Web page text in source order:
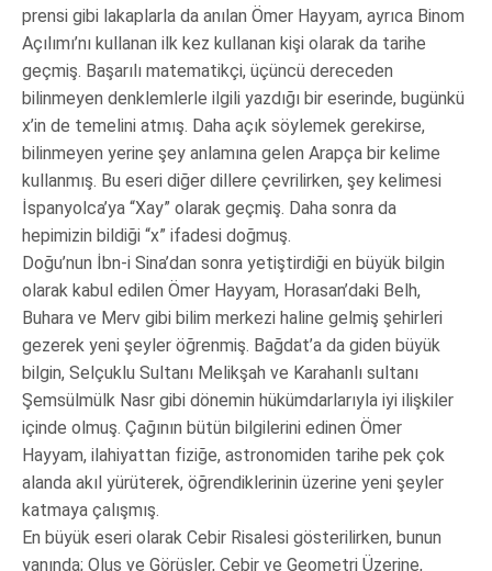
prensi gibi lakaplarla da anılan Ömer Hayyam, ayrıca Binom
Açılımı’nı kullanan ilk kez kullanan kişi olarak da tarihe
geçmiş. Başarılı matematikçi, üçüncü dereceden
bilinmeyen denklemlerle ilgili yazdığı bir eserinde, bugünkü
x’in de temelini atmış. Daha açık söylemek gerekirse,
bilinmeyen yerine şey anlamına gelen Arapça bir kelime
kullanmış. Bu eseri diğer dillere çevrilirken, şey kelimesi
İspanyolca’ya “Xay” olarak geçmiş. Daha sonra da
hepimizin bildiği “x” ifadesi doğmuş.
Doğu’nun İbn-i Sina’dan sonra yetiştirdiği en büyük bilgin
olarak kabul edilen Ömer Hayyam, Horasan’daki Belh,
Buhara ve Merv gibi bilim merkezi haline gelmiş şehirleri
gezerek yeni şeyler öğrenmiş. Bağdat’a da giden büyük
bilgin, Selçuklu Sultanı Melikşah ve Karahanlı sultanı
Şemsülmülk Nasr gibi dönemin hükümdarlarıyla iyi ilişkiler
içinde olmuş. Çağının bütün bilgilerini edinen Ömer
Hayyam, ilahiyattan fiziğe, astronomiden tarihe pek çok
alanda akıl yürüterek, öğrendiklerinin üzerine yeni şeyler
katmaya çalışmış.
En büyük eseri olarak Cebir Risalesi gösterilirken, bunun
yanında; Oluş ve Görüşler, Cebir ve Geometri Üzerine,